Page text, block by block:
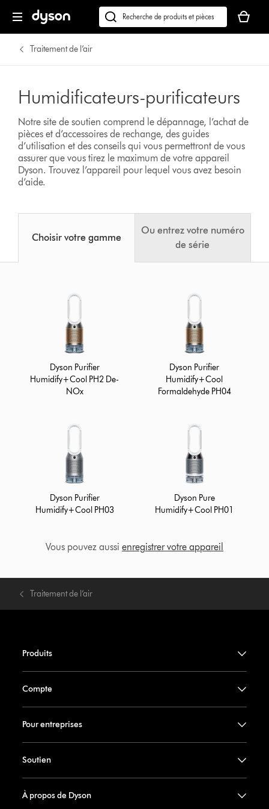
Recherchez
des
support
notre
web
panier
est
Traitement de l’air
Humidificateurs-purificateurs
Notre site de soutien comprend le dépannage, l’achat de
pièces et d’accessoires de rechange, des guides
d’utilisation et des conseils qui vous permettront de vous
assurer que vous tirez le maximum de votre appareil
Dyson.Trouvez l’appareil pour lequel vous avez besoin
d’aide.
Choisir votre gamme
Ou entrez votre numéro
de série
Dyson Purifier
Humidify+Cool PH2 De-
NOx
Dyson Purifier
Humidify+Cool
Formaldehyde PH04
Dyson Purifier
Humidify+Cool PH03
Dyson Pure
Humidify+Cool PH01
Vous pouvez aussi enregistrer votre appareil
Traitement de l’air
Produits
Compte
Pour entreprises
Soutien
À propos de Dyson